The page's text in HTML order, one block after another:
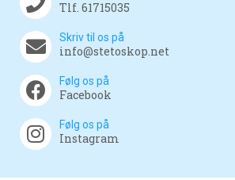
Tlf. 61715035
Skriv til os på
info@stetoskop.net
Følg os på
Facebook
Følg os på
Instagram